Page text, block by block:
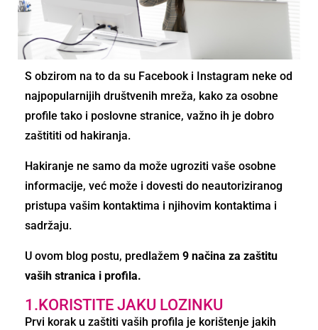
S obzirom na to da su Facebook i Instagram neke od
najpopularnijih društvenih mreža, kako za osobne
profile tako i poslovne stranice, važno ih je dobro
zaštititi od hakiranja.
Hakiranje ne samo da može ugroziti vaše osobne
informacije, već može i dovesti do neautoriziranog
pristupa vašim kontaktima i njihovim kontaktima i
sadržaju.
U ovom blog postu, predlažem 9 načina za zaštitu
vaših stranica i profila.
1.KORISTITE JAKU LOZINKU
Prvi korak u zaštiti vaših profila je korištenje jakih